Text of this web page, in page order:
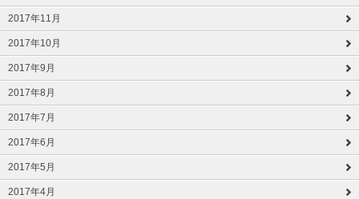
2017年11月
2017年10月
2017年9月
2017年8月
2017年7月
2017年6月
2017年5月
2017年4月